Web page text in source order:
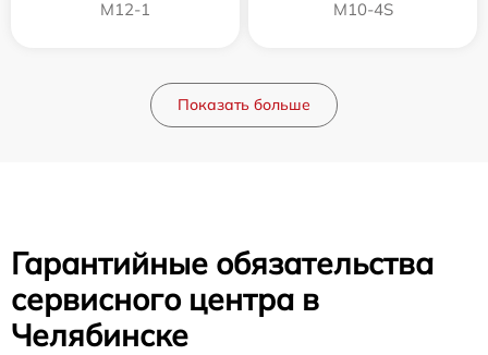
M12-1
M10-4S
Показать больше
Гарантийные обязательства
сервисного центра в
Челябинске